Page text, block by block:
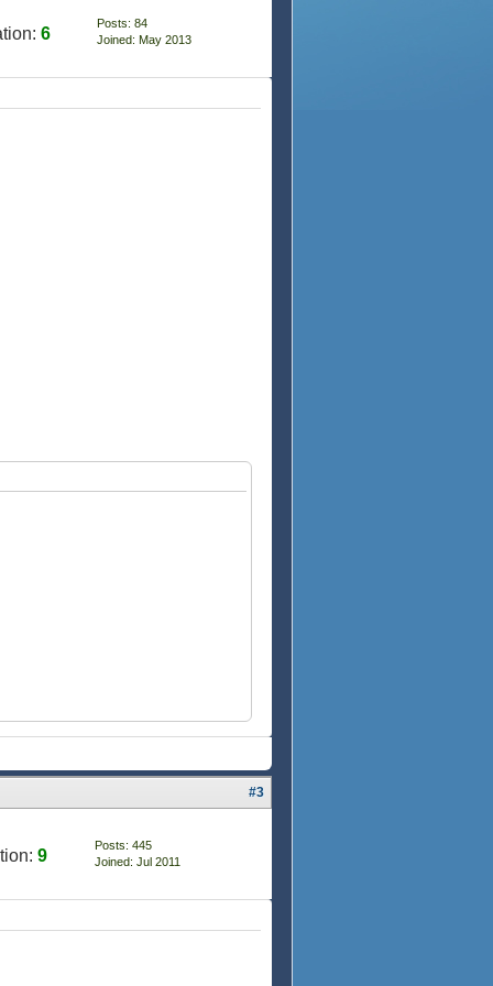
6
Posts: 84
Joined: May 2013
#3
9
Posts: 445
Joined: Jul 2011